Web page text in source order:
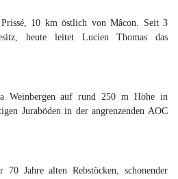
10 km östlich von Mâcon. Seit 3
heute leitet Lucien Thomas das
Weinbergen auf rund 250 m Höhe in
Juraböden in der angrenzenden AOC
Jahre alten Rebstöcken, schonender